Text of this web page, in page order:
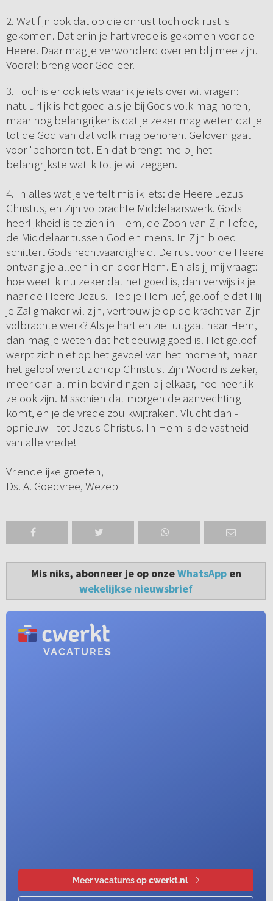
2. Wat fijn ook dat op die onrust toch ook rust is
gekomen. Dat er in je hart vrede is gekomen voor de
Heere. Daar mag je verwonderd over en blij mee zijn.
Vooral: breng voor God eer.
3. Toch is er ook iets waar ik je iets over wil vragen:
natuurlijk is het goed als je bij Gods volk mag horen,
maar nog belangrijker is dat je zeker mag weten dat je
tot de God van dat volk mag behoren. Geloven gaat
voor 'behoren tot'. En dat brengt me bij het
belangrijkste wat ik tot je wil zeggen.
4. In alles wat je vertelt mis ik iets: de Heere Jezus
Christus, en Zijn volbrachte Middelaarswerk. Gods
heerlijkheid is te zien in Hem, de Zoon van Zijn liefde,
de Middelaar tussen God en mens. In Zijn bloed
schittert Gods rechtvaardigheid. De rust voor de Heere
ontvang je alleen in en door Hem. En als jij mij vraagt:
hoe weet ik nu zeker dat het goed is, dan verwijs ik je
naar de Heere Jezus. Heb je Hem lief, geloof je dat Hij
je Zaligmaker wil zijn, vertrouw je op de kracht van Zijn
volbrachte werk? Als je hart en ziel uitgaat naar Hem,
dan mag je weten dat het eeuwig goed is. Het geloof
werpt zich niet op het gevoel van het moment, maar
het geloof werpt zich op Christus! Zijn Woord is zeker,
meer dan al mijn bevindingen bij elkaar, hoe heerlijk
ze ook zijn. Misschien dat morgen de aanvechting
komt, en je de vrede zou kwijtraken. Vlucht dan -
opnieuw - tot Jezus Christus. In Hem is de vastheid
van alle vrede!
Vriendelijke groeten,
Ds. A. Goedvree, Wezep
Mis niks, abonneer je op onzeWhatsAppen
wekelijkse nieuwsbrief